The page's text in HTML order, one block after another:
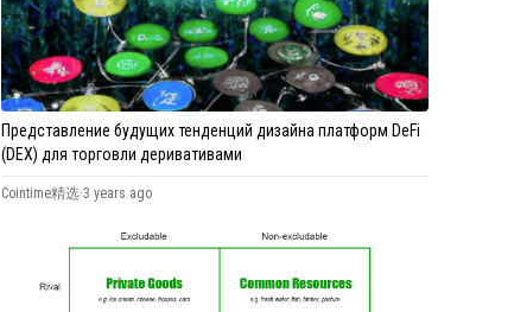
Представление будущих тенденций дизайна платформ DeFi
(DEX) для торговли деривативами
Cointime精选·3 years ago